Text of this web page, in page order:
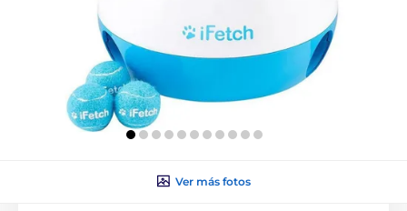
Ver más fotos